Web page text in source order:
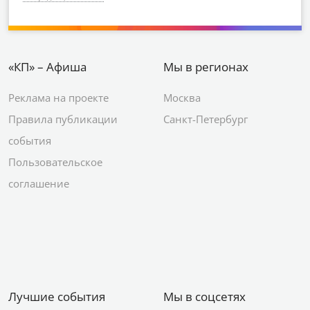
«КП» – Афиша
Реклама на проекте
Правила публикации
события
Пользовательское
соглашение
Мы в регионах
Москва
Санкт-Петербург
Лучшие события Мы в соцсетях